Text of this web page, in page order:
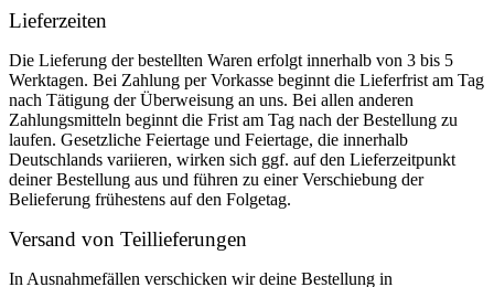
Lieferzeiten
Die Lieferung der bestellten Waren erfolgt innerhalb von 3 bis 5
Werktagen. Bei Zahlung per Vorkasse beginnt die Lieferfrist am Tag
nach Tätigung der Überweisung an uns. Bei allen anderen
Zahlungsmitteln beginnt die Frist am Tag nach der Bestellung zu
laufen. Gesetzliche Feiertage und Feiertage, die innerhalb
Deutschlands variieren, wirken sich ggf. auf den Lieferzeitpunkt
deiner Bestellung aus und führen zu einer Verschiebung der
Belieferung frühestens auf den Folgetag.
Versand von Teillieferungen
In Ausnahmefällen verschicken wir deine Bestellung in